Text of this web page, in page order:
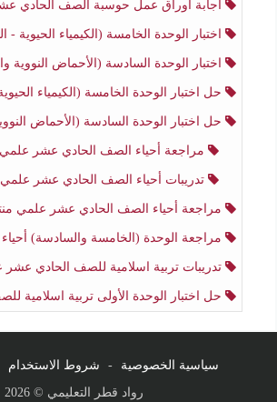
اجابة أوراق عمل حوسبة الصف الحادي عشر علمي
اختبار الوحدة الخامسة (الكيمياء الحيوية - البناء الضوئي) أحياء الصف
اختبار الوحدة السادسة (الأحماض النووية والوراثة) أحياء الصف الحادي
حل اختبار الوحدة الخامسة (الكيمياء الحيوية - البناء الضوئي) أحياء الصف
حل اختبار الوحدة السادسة (الأحماض النووية والوراثة) أحياء الصف الحادي
مراجعة أحياء الصف الحادي عشر علمي
تدريبات أحياء الصف الحادي عشر علمي
مراجعة أحياء الصف الحادي عشر علمي
مراجعة الوحدة (الخامسة والسادسة) أحياء الصف الحادي عشر
تدريبات تربية اسلامية للصف الحادي عشر علمي
حل اختبار الوحدة الأولى تربية اسلامية للصف الحادي عشر
سياسية الخصوصية - شروط الاستخدام
رواد قطر التعليمي © 2026